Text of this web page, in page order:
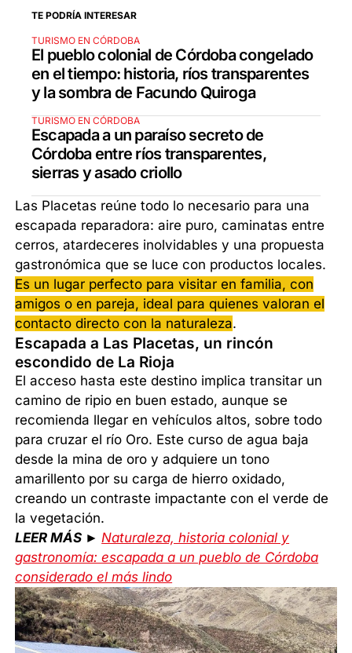
TE PODRÍA INTERESAR
TURISMO EN CÓRDOBA
El pueblo colonial de Córdoba congelado
en el tiempo: historia, ríos transparentes
y la sombra de Facundo Quiroga
TURISMO EN CÓRDOBA
Escapada a un paraíso secreto de
Córdoba entre ríos transparentes,
sierras y asado criollo
Las Placetas reúne todo lo necesario para una
escapada reparadora: aire puro, caminatas entre
cerros, atardeceres inolvidables y una propuesta
gastronómica que se luce con productos locales.
Es un lugar perfecto para visitar en familia, con
amigos o en pareja, ideal para quienes valoran el
contacto directo con la naturaleza.
Escapada a Las Placetas, un rincón
escondido de La Rioja
El acceso hasta este destino implica transitar un
camino de ripio en buen estado, aunque se
recomienda llegar en vehículos altos, sobre todo
para cruzar el río Oro. Este curso de agua baja
desde la mina de oro y adquiere un tono
amarillento por su carga de hierro oxidado,
creando un contraste impactante con el verde de
la vegetación.
LEER MÁS ►Naturaleza, historia colonial y
gastronomía: escapada a un pueblo de Córdoba
considerado el más lindo